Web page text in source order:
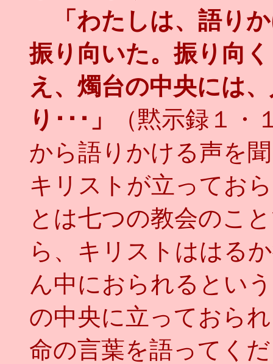
「わたしは、語り
振り向いた。振り向
え、燭台の中央には
り･･･」
（黙示録１
から語りかける声を
キリストが立ってお
とは七つの教会のこ
ら、キリストははる
ん中におられるとい
の中央に立っておら
命の言葉を語ってく